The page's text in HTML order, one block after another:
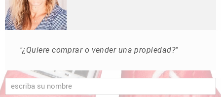
"¿Quiere comprar o vender una propiedad?"